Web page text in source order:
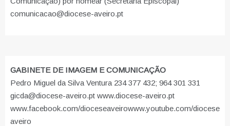
comunicacao@diocese-aveiro.pt
GABINETE DE IMAGEM E COMUNICAÇÃO
Pedro Miguel da Silva Ventura 234 377 432; 964 301 331
gicda@diocese-aveiro.pt www.diocese-aveiro.pt
www.facebook.com/dioceseaveirowww.youtube.com/diocese
aveiro